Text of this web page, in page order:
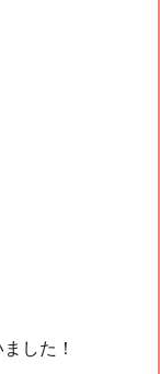
した！